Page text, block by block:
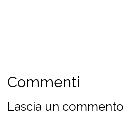
Commenti
Lascia un commento